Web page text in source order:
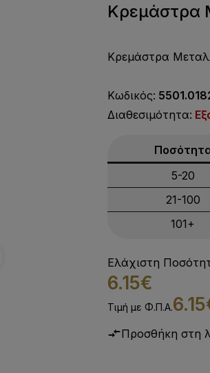
Κρεμάστρα
Κρεμάστρα
Κωδικός:
Διαθεσιμότητα:
5-20
21-100
101+
Ελάχιστη
6.15€
Τιμή με Φ.Π.Α.
Προσθήκη στη